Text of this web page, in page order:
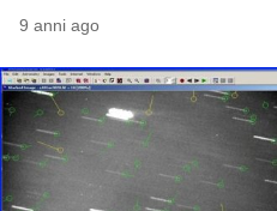
9 anni ago